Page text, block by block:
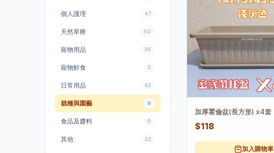
個人護理 47
天然草療 50
寵物用品 36
寵物鮮食 5
日常用品 42
栽種與園藝 9
食品及醬料 6
其他 22
加厚霍倫盆(長方形) x4套
$118
加入購物車